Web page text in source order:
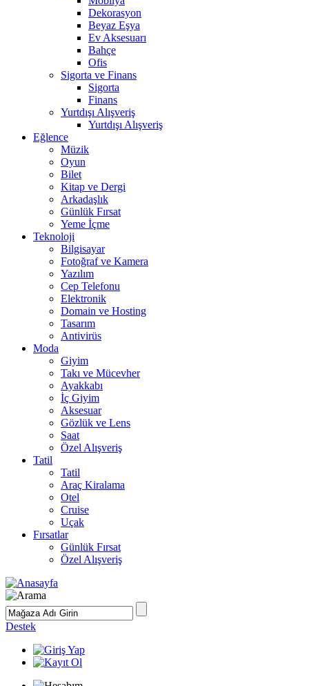
Dekorasyon
Beyaz Eşya
Ev Aksesuarı
Bahçe
Ofis
Sigorta ve Finans
Sigorta
Finans
Yurtdışı Alışveriş
Yurtdışı Alışveriş
Eğlence
Müzik
Oyun
Bilet
Kitap ve Dergi
Arkadaşlık
Günlük Fırsat
Yeme İçme
Teknoloji
Bilgisayar
Fotoğraf ve Kamera
Yazılım
Cep Telefonu
Elektronik
Domain ve Hosting
Tasarım
Antivirüs
Moda
Giyim
Takı ve Mücevher
Ayakkabı
İç Giyim
Aksesuar
Gözlük ve Lens
Saat
Özel Alışveriş
Tatil
Tatil
Araç Kiralama
Otel
Cruise
Uçak
Fırsatlar
Günlük Fırsat
Özel Alışveriş
Destek